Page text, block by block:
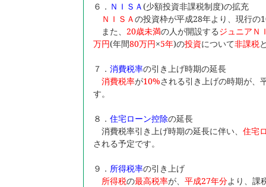
６． ＮＩＳＡ(少額投資非課税制度)の拡充
ＮＩＳＡの投資枠が平成28年より、現行の
また、 20歳未満の人が開設するジュニアＮ
万円(年間80万円×5年)の投資について非課税
７． 消費税率の引き上げ時期の延長
消費税率が10%される引き上げの時期が、
す。
８． 住宅ローン控除の延長
消費税率引き上げ時期の延長に伴い、 住宅
される予定です。
９． 所得税率の引き上げ
所得税の最高税率が、 平成27年分より、課